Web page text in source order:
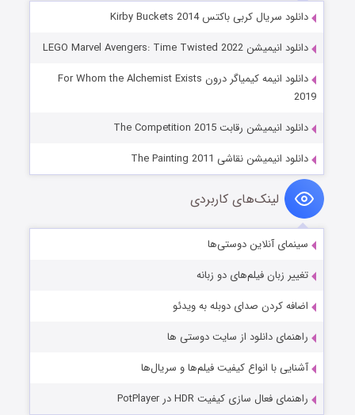
دانلود سریال کربی باکتس Kirby Buckets 2014
دانلود انیمیشن LEGO Marvel Avengers: Time Twisted 2022
دانلود انیمه کیمیاگر درون For Whom the Alchemist Exists
2019
دانلود انیمیشن رقابت The Competition 2015
دانلود انیمیشن نقاشی The Painting 2011
لینک‌های کاربردی
سینمای آنلاین دوستی‌ها
تغییر زبان فیلم‌های دو زبانه
اضافه کردن صدای دوبله به ویدئو
راهنمای دانلود از سایت دوستی ها
آشنایی با انواع کیفیت فیلم‌ها و سریال‌ها
راهنمای فعال سازی کیفیت HDR در PotPlayer